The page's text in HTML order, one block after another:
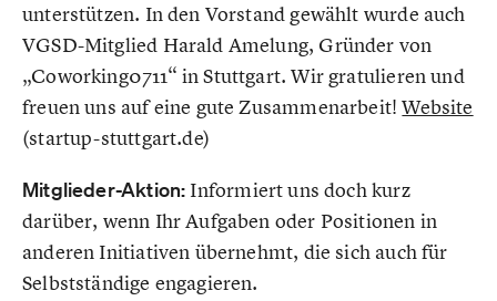
unterstützen. In den Vorstand gewählt wurde auch
VGSD-Mitglied Harald Amelung, Gründer von
„Coworking0711“ in Stuttgart. Wir gratulieren und
freuen uns auf eine gute Zusammenarbeit!Website
(startup-stuttgart.de)
Mitglieder-Aktion: Informiert uns doch kurz
darüber, wenn Ihr Aufgaben oder Positionen in
anderen Initiativen übernehmt, die sich auch für
Selbstständige engagieren.